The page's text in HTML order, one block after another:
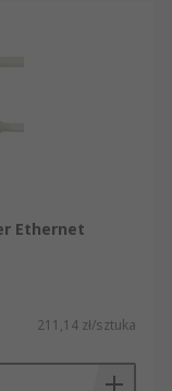
Ethernet
211,14 zł/sztuka